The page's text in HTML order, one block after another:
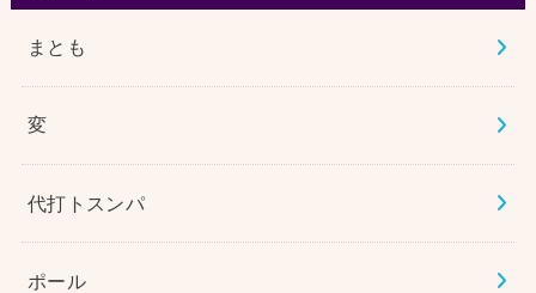
まとも
変
代打トスンパ
ポール